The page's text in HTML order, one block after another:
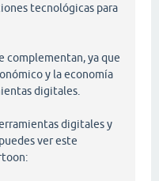
tecnológicas para
complementan, ya que
y la economía
digitales.
digitales y
ver este